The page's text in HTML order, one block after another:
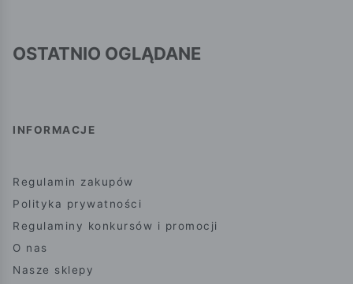
OSTATNIO OGLĄDANE
INFORMACJE
Regulamin zakupów
Polityka prywatności
Regulaminy konkursów i promocji
O nas
Nasze sklepy